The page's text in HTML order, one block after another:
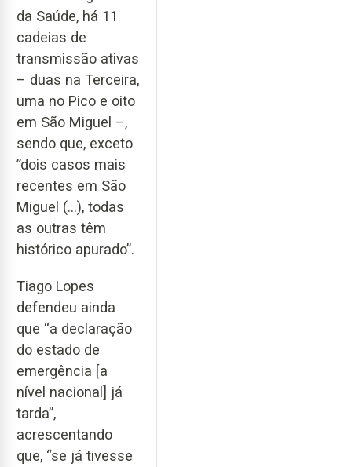
da Saúde, há 11
cadeias de
transmissão ativas
– duas na Terceira,
uma no Pico e oito
em São Miguel –,
sendo que, exceto
”dois casos mais
recentes em São
Miguel (…), todas
as outras têm
histórico apurado”.
Tiago Lopes
defendeu ainda
que “a declaração
do estado de
emergência [a
nível nacional] já
tarda”,
acrescentando
que, “se já tivesse